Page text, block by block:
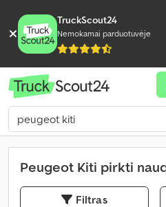
TruckScout24
Nemokamai parduotuvėje
Peugeot Kiti pirkti
Filtras